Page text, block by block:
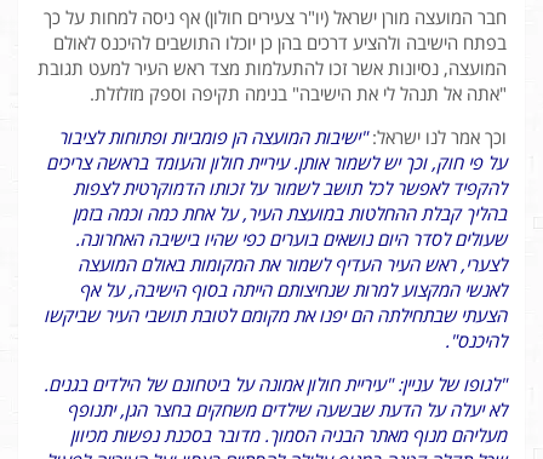
חבר המועצה מורן ישראל (יו"ר צעירים חולון) אף ניסה למחות על כך
בפתח הישיבה ולהציע דרכים בהן כן יוכלו התושבים להיכנס לאולם
המועצה, נסיונות אשר זכו להתעלמות מצד ראש העיר למעט תגובת
"אתה אל תנהל לי את הישיבה" בנימה תקיפה וספק מזלזלת.
וכך אמר לנו ישראל:"ישיבות המועצה הן פומביות ופתוחות לציבור
על פי חוק, וכך יש לשמור אותן. עיריית חולון והעומד בראשה צריכים
להקפיד לאפשר לכל תושב לשמור על זכותו הדמוקרטית לצפות
בהליך קבלת ההחלטות במועצת העיר, על אחת כמה וכמה בזמן
שעולים לסדר היום נושאים בוערים כפי שהיו בישיבה האחרונה.
לצערי, ראש העיר העדיף לשמור את המקומות באולם המועצה
לאנשי המקצוע למרות שנחיצותם הייתה בסוף הישיבה, על אף
הצעתי שבתחילתה הם יפנו את מקומם לטובת תושבי העיר שביקשו
להיכנס".
"לגופו של עניין: "עיריית חולון אמונה על ביטחונם של הילדים בגנים.
לא יעלה על הדעת שבשעה שילדים משחקים בחצר הגן, יתנופף
מעליהם מנוף מאתר הבניה הסמוך. מדובר בסכנת נפשות מכיוון